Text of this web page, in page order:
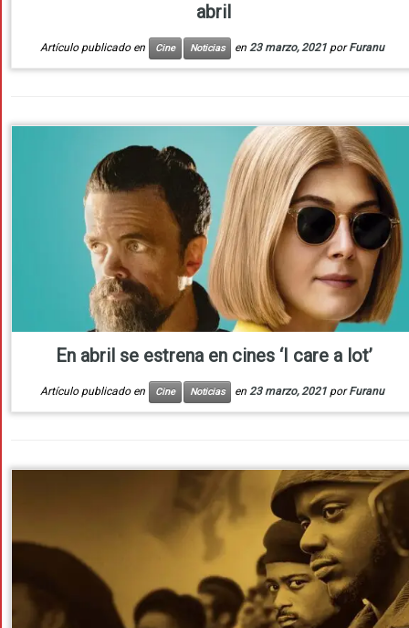
abril
Artículo publicado en Cine Noticias en 23 marzo, 2021 porFuranu
En abril se estrena en cines ‘I care a lot’
Artículo publicado en Cine Noticias en 23 marzo, 2021 porFuranu